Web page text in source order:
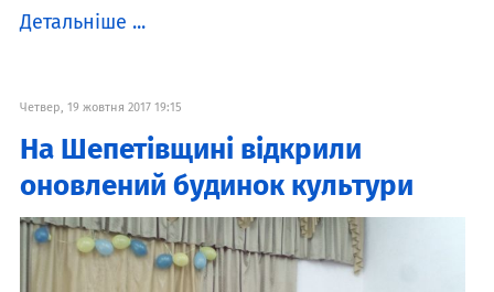
Детальніше ...
Четвер, 19 жовтня 2017 19:15
На Шепетівщині відкрили
оновлений будинок культури